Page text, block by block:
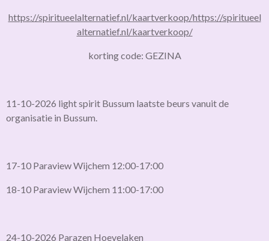
https://spiritueelalternatief.nl/kaartverkoop/https://spiritueel
alternatief.nl/kaartverkoop/
korting code: GEZINA
11-10-2026 light spirit Bussum laatste beurs vanuit de
organisatie in Bussum.
17-10 Paraview Wijchem 12:00-17:00
18-10 Paraview Wijchem 11:00-17:00
24-10-2026 Parazen Hoevelaken